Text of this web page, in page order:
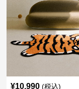
¥10,990 (税込)